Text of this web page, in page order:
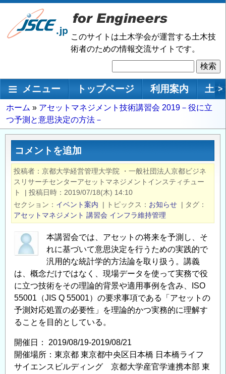
メ
ン
動
このサイトは土木学会が運営する土木技
術者のための情報交流サイトです。
索
メインナビゲーション
メニュー トップページ 利用案内 土 >
パ
ン
く
ホーム
アセットマネジメント技術講習会 2019－役に立
つ予測と意思決定の方法－
コメントを追加
投稿者
京都大学経営管理大学院 ・一般社団法人京都ビジネ
スリサーチセンターアセットマネジメントインスティチュー
ト
| 投稿日時
2019/07/18(木) 14:10
セクション
イベント案内 | トピックス お知らせ | タグ
アセットマネジメント 講習会 インフラ維持管理
本講習会では、アセットの将来を予測し、そ
れに基づいて意思決定を行うための実践的で
汎用的な統計学的方法論を取り扱う。講義
は、概念だけではなく、現場データを使って実務で役
に立つ技術をその理論的背景や適用事例を含み、ISO
55001（JIS Q 55001）の要求事項である「アセットの
予測対応処置の必要性」を理論的かつ実務的に理解す
ることを目的としている。
開催日： 2019/08/19-2019/08/21
開催場所：東京都 東京都中央区日本橋 日本橋ライフ
サイエンスビルディング 京都大学産官学連携本部 東